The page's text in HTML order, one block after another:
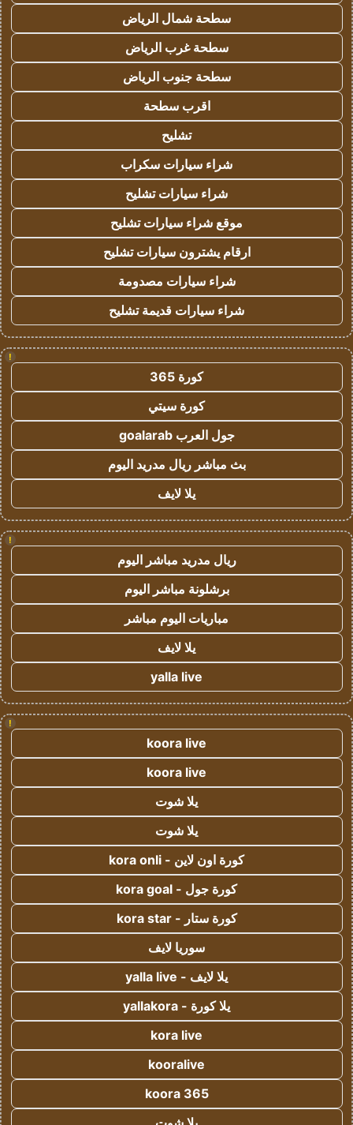
سطحة شمال الرياض
سطحة غرب الرياض
سطحة جنوب الرياض
اقرب سطحة
تشليح
شراء سيارات سكراب
شراء سيارات تشليح
موقع شراء سيارات تشليح
ارقام يشترون سيارات تشليح
شراء سيارات مصدومة
شراء سيارات قديمة تشليح
!
كورة 365
كورة سيتي
جول العرب goalarab
بث مباشر ريال مدريد اليوم
يلا لايف
!
ريال مدريد مباشر اليوم
برشلونة مباشر اليوم
مباريات اليوم مباشر
يلا لايف
yalla live
!
koora live
koora live
يلا شوت
يلا شوت
كورة اون لاين - kora onli
كورة جول - kora goal
كورة ستار - kora star
سوريا لايف
يلا لايف - yalla live
يلا كورة - yallakora
kora live
kooralive
koora 365